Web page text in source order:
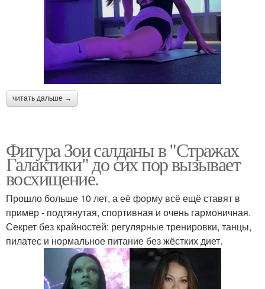
читать дальше →
Фигура Зои салданы в "Стражах
Галактики" до сих пор вызывает
восхищение.
Прошло больше 10 лет, а её форму всё ещё ставят в
пример - подтянутая, спортивная и очень гармоничная.
Секрет без крайностей: регулярные тренировки, танцы,
пилатес и нормальное питание без жёстких диет.